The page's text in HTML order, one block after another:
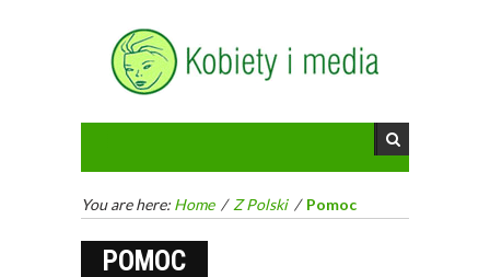
You are here: Home / Z Polski / Pomoc
POMOC